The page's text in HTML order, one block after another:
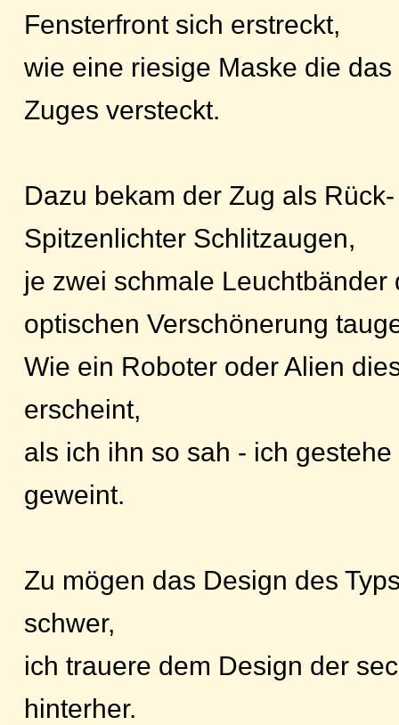
Fensterfront sich erstreckt,
wie eine riesige Maske die
Zuges versteckt.
Dazu bekam der Zug als
Spitzenlichter Schlitzaugen,
je zwei schmale Leuchtbänder
optischen Verschönerung
Wie ein Roboter oder Alien
erscheint,
als ich ihn so sah - ich
geweint.
Zu mögen das Design des
schwer,
ich trauere dem Design der
hinterher.